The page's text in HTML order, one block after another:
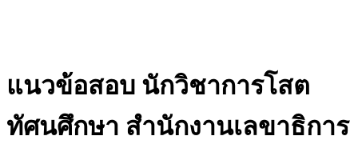
แนวข้อสอบ นักวิชาการโสต
ทัศนศึกษา สำนักงานเลขาธิการ